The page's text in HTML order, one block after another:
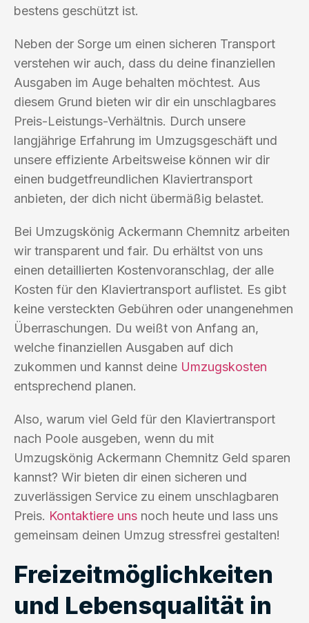
bestens geschützt ist.
Neben der Sorge um einen sicheren Transport
verstehen wir auch, dass du deine finanziellen
Ausgaben im Auge behalten möchtest. Aus
diesem Grund bieten wir dir ein unschlagbares
Preis-Leistungs-Verhältnis. Durch unsere
langjährige Erfahrung im Umzugsgeschäft und
unsere effiziente Arbeitsweise können wir dir
einen budgetfreundlichen Klaviertransport
anbieten, der dich nicht übermäßig belastet.
Bei Umzugskönig Ackermann Chemnitz arbeiten
wir transparent und fair. Du erhältst von uns
einen detaillierten Kostenvoranschlag, der alle
Kosten für den Klaviertransport auflistet. Es gibt
keine versteckten Gebühren oder unangenehmen
Überraschungen. Du weißt von Anfang an,
welche finanziellen Ausgaben auf dich
zukommen und kannst deine Umzugskosten
entsprechend planen.
Also, warum viel Geld für den Klaviertransport
nach Poole ausgeben, wenn du mit
Umzugskönig Ackermann Chemnitz Geld sparen
kannst? Wir bieten dir einen sicheren und
zuverlässigen Service zu einem unschlagbaren
Preis. Kontaktiere uns noch heute und lass uns
gemeinsam deinen Umzug stressfrei gestalten!
Freizeitmöglichkeiten
und Lebensqualität in